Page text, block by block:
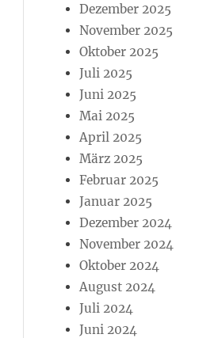
Dezember 2025
November 2025
Oktober 2025
Juli 2025
Juni 2025
Mai 2025
April 2025
März 2025
Februar 2025
Januar 2025
Dezember 2024
November 2024
Oktober 2024
August 2024
Juli 2024
Juni 2024